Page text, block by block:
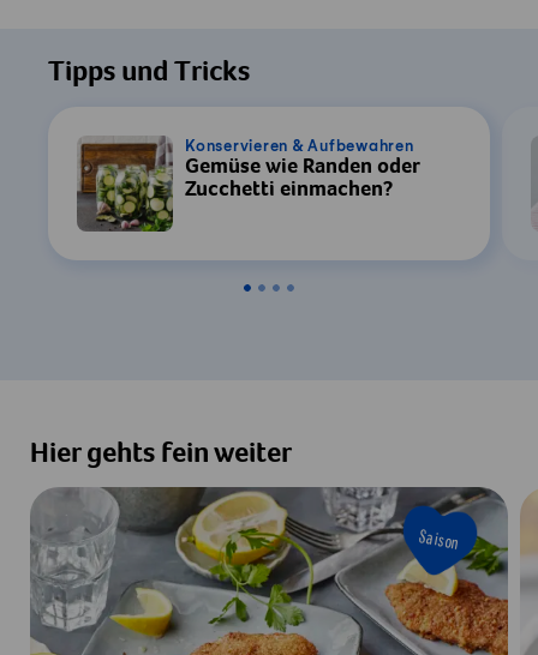
Tipps und Tricks
Konservieren & Aufbewahren
Gemüse wie Randen oder
Zucchetti einmachen?
Hier gehts fein weiter
Saison